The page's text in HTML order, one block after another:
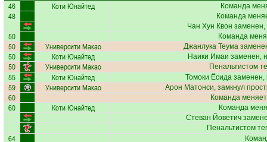
46 Коти Юнайтед Команда
48
Команда
Чан Хун Квон
50 Команда
50 Университи Макао Джанлука Теума
50 Коти Юнайтед Наики Имаи заменен,
50 Университи Макао Пенальтистом
55 Коти Юнайтед Томоки Ёсида заменен,
59 Университи Макао Арон Матонси, замкнул
60 Команда
60 Коти Юнайтед
Команда
Стеван Йоветич
Пенальтистом
64